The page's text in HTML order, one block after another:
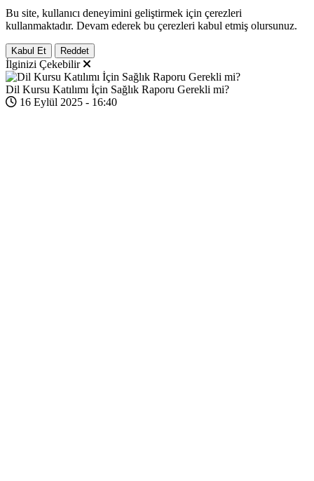
Bu site, kullanıcı deneyimini geliştirmek için çerezleri
kullanmaktadır. Devam ederek bu çerezleri kabul etmiş olursunuz.
Kabul Et Reddet
İlginizi Çekebilir
Dil Kursu Katılımı İçin Sağlık Raporu Gerekli mi?
16 Eylül 2025 - 16:40